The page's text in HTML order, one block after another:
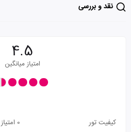
نقد و بررسی
4.5
امتیاز میانگین
کیفیت تور 0 امتیاز